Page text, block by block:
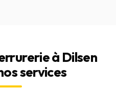
à Dilsen
services